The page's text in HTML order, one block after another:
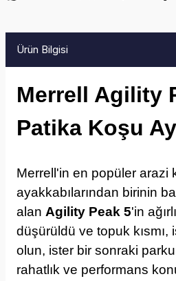
Ürün Bilgisi
Merrell Agility
Patika Koşu
Merrell'in en popüler arazi
ayakkabılarından birinin
alan Agility Peak 5'in
düşürüldü ve topuk kısmı,
olun, ister bir sonraki
rahatlık ve performans